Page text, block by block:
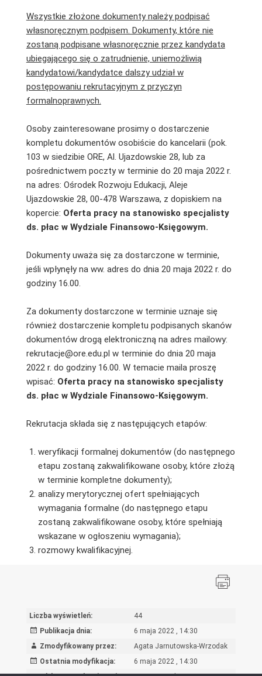
Wszystkie złożone dokumenty należy podpisać
własnoręcznym podpisem. Dokumenty, które nie
zostaną podpisane własnoręcznie przez kandydata
ubiegającego się o zatrudnienie, uniemożliwią
kandydatowi/kandydatce dalszy udział w
postępowaniu rekrutacyjnym z przyczyn
formalnoprawnych.
Osoby zainteresowane prosimy o dostarczenie
kompletu dokumentów osobiście do kancelarii (pok.
103 w siedzibie ORE, Al. Ujazdowskie 28, lub za
pośrednictwem poczty w terminie do 20 maja 2022 r.
na adres: Ośrodek Rozwoju Edukacji, Aleje
Ujazdowskie 28, 00-478 Warszawa, z dopiskiem na
kopercie: Oferta pracy na stanowisko specjalisty
ds. płac w Wydziale Finansowo-Księgowym.
Dokumenty uważa się za dostarczone w terminie,
jeśli wpłynęły na ww. adres do dnia 20 maja 2022 r. do
godziny 16.00.
Za dokumenty dostarczone w terminie uznaje się
również dostarczenie kompletu podpisanych skanów
dokumentów drogą elektroniczną na adres mailowy:
rekrutacje@ore.edu.pl w terminie do dnia 20 maja
2022 r. do godziny 16.00. W temacie maila proszę
wpisać: Oferta pracy na stanowisko specjalisty
ds. płac w Wydziale Finansowo-Księgowym.
Rekrutacja składa się z następujących etapów:
weryfikacji formalnej dokumentów (do następnego
etapu zostaną zakwalifikowane osoby, które złożą
w terminie kompletne dokumenty);
analizy merytorycznej ofert spełniających
wymagania formalne (do następnego etapu
zostaną zakwalifikowane osoby, które spełniają
wskazane w ogłoszeniu wymagania);
rozmowy kwalifikacyjnej.
Liczba wyświetleń:
44
Publikacja dnia:
6 maja 2022 , 14:30
Zmodyfikowany przez:
Agata Jarnutowska-Wrzodak
Ostatnia modyfikacja:
6 maja 2022 , 14:30